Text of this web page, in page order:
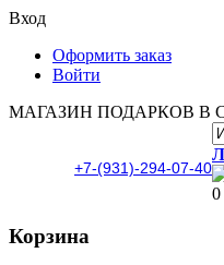
Вход
Оформить заказ
Войти
МАГАЗИН ПОДАРКОВ В
+7-(931)-294-07-40
0
Корзина